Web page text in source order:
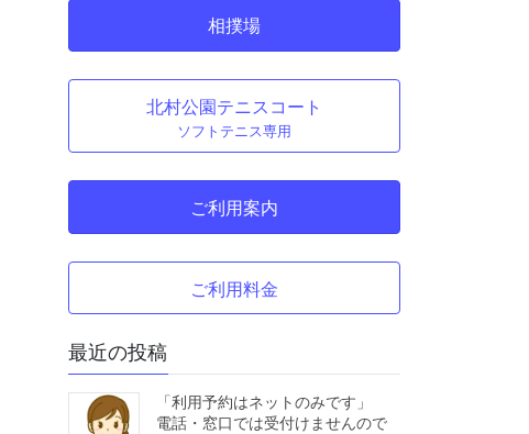
相撲場
北村公園テニスコート
ソフトテニス専用
ご利用案内
ご利用料金
最近の投稿
「利用予約はネットのみです」
電話・窓口では受付けませんので